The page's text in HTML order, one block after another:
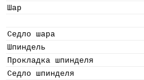
Шар
Седло шара
Шпиндель
Прокладка шпинделя
Седло шпинделя